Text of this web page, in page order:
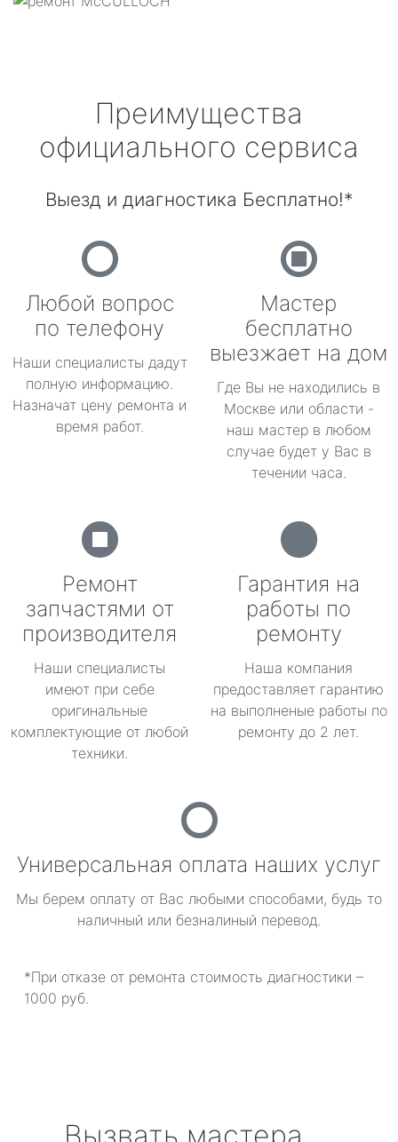
Преимущества
официального сервиса
Выезд и диагностика Бесплатно!*
Любой вопрос
по телефону
Наши специалисты дадут
полную информацию.
Назначат цену ремонта и
время работ.
Мастер
бесплатно
выезжает на дом
Где Вы не находились в
Москве или области -
наш мастер в любом
случае будет у Вас в
течении часа.
Ремонт
запчастями от
производителя
Наши специалисты
имеют при себе
оригинальные
комплектующие от любой
техники.
Гарантия на
работы по
ремонту
Наша компания
предоставляет гарантию
на выполненые работы по
ремонту до 2 лет.
Универсальная оплата наших услуг
Мы берем оплату от Вас любыми способами, будь то
наличный или безналиный перевод.
*При отказе от ремонта стоимость диагностики –
1000 руб.